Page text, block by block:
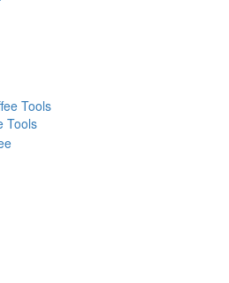
Tools